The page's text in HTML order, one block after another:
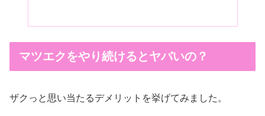
マツエクをやり続けるとヤバいの？
ザクっと思い当たるデメリットを挙げてみました。